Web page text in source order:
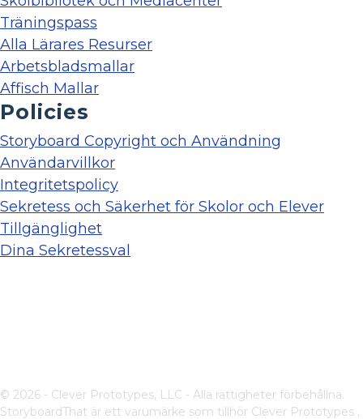
Träningspass
Alla Lärares Resurser
Arbetsbladsmallar
Affisch Mallar
Policies
Storyboard Copyright och Användning
Användarvillkor
Integritetspolicy
Sekretess och Säkerhet för Skolor och Elever
Tillgänglighet
Dina Sekretessval
© 2026 - Clever Prototypes, LLC - Alla rättigheter förbehållna.
StoryboardThat är ett varumärke som tillhör Clever Prototypes ,